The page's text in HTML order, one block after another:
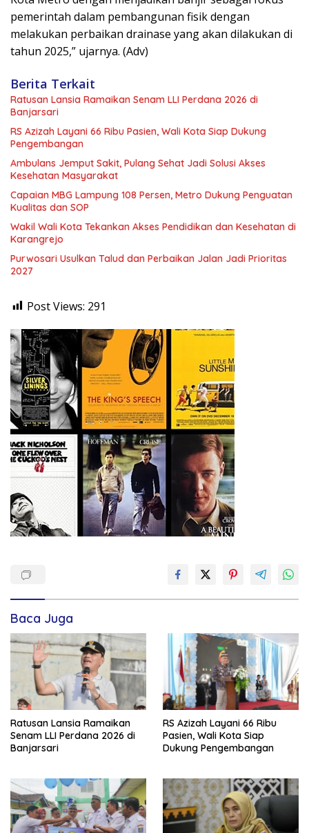
pemerintah dalam pembangunan fisik dengan
melakukan perbaikan drainase yang akan dilakukan di
tahun 2025,” ujarnya. (Adv)
Berita Terkait
Ratusan Lansia Ramaikan Senam LLI Perdana 2026 di
Banjarsari
RS Azizah Layani 66 Ribu Pasien, Wali Kota Siap Dukung
Pengembangan
Ambulans Jemput Sakit, Pulang Sehat Jadi Solusi Akses
Kesehatan Masyarakat
Capaian MBG Lampung 108 Persen, Metro Dukung Penguatan
Kualitas dan SOP
Wakil Wali Kota Tekankan Akses Pendidikan dan Kesehatan di
Karangrejo
Purwosari Usulkan Talud dan Perbaikan Jalan Jadi Prioritas
2027
Post Views: 291
Baca Juga
Ratusan Lansia Ramaikan
Senam LLI Perdana 2026 di
Banjarsari
RS Azizah Layani 66 Ribu
Pasien, Wali Kota Siap
Dukung Pengembangan